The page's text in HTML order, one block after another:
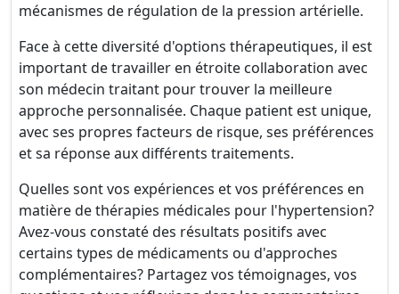
mécanismes de régulation de la pression artérielle.
Face à cette diversité d'options thérapeutiques, il est
important de travailler en étroite collaboration avec
son médecin traitant pour trouver la meilleure
approche personnalisée. Chaque patient est unique,
avec ses propres facteurs de risque, ses préférences
et sa réponse aux différents traitements.
Quelles sont vos expériences et vos préférences en
matière de thérapies médicales pour l'hypertension?
Avez-vous constaté des résultats positifs avec
certains types de médicaments ou d'approches
complémentaires? Partagez vos témoignages, vos